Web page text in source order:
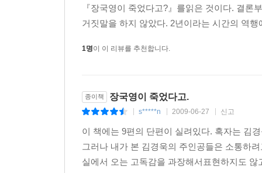
『장국영이 죽었다고?』를읽은 것이다. 결
거짓말을 하지 않았다. 2년이라는 시간의 역
1명이 이 리뷰를 추천합니다.
종이책 장국영이 죽었다고.
s*****n 2009-06-27 신고
이 책에는 9편의 단편이 실려있다. 혹자는 김
그러나 내가 본 김경욱의 주인공들은 소통하
실에서 오는 고독감을 과장해서표현하지도